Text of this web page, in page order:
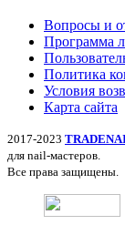
Вопросы и
Программа
Политика
Условия
Карта сайта
2017-2023
для nail-мастеров.
Все права защищены.